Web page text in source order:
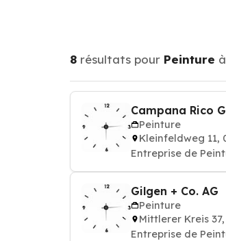
8 résultats pour Peinture à
Campana Rico
Peinture
Kleinfeldweg 11,
Entreprise de
Gilgen + Co. AG
Peinture
Mittlerer Kreis
Entreprise de